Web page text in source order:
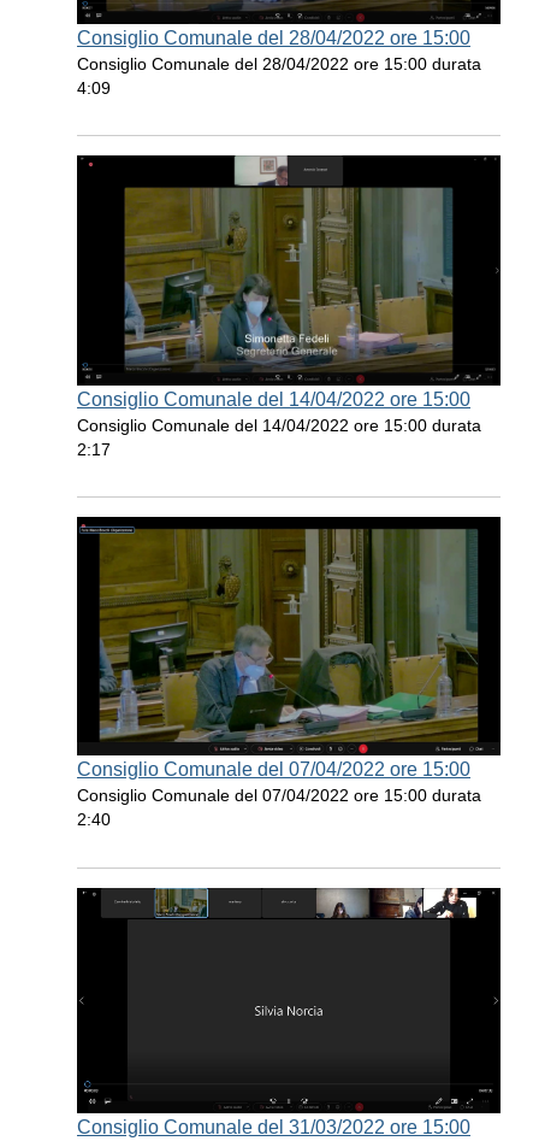
Consiglio Comunale del 28/04/2022 ore 15:00
Consiglio Comunale del 28/04/2022 ore 15:00 durata
4:09
Consiglio Comunale del 14/04/2022 ore 15:00
Consiglio Comunale del 14/04/2022 ore 15:00 durata
2:17
Consiglio Comunale del 07/04/2022 ore 15:00
Consiglio Comunale del 07/04/2022 ore 15:00 durata
2:40
Consiglio Comunale del 31/03/2022 ore 15:00